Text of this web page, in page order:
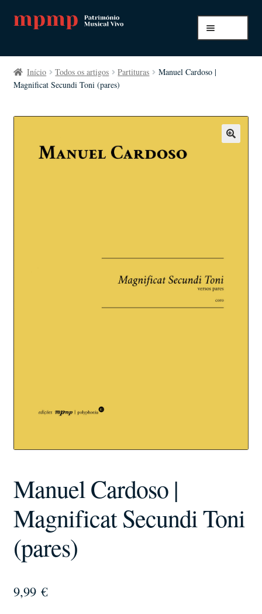
navegação
Saltar
conteúdo
Início
A minha conta
Pagamento e envio
Todos os artigos
Início Todos os artigos Partituras
Manuel Cardoso |
Magnificat Secundi Toni (pares)
Manuel Cardoso |
Magnificat Secundi Toni
(pares)
9,99 €